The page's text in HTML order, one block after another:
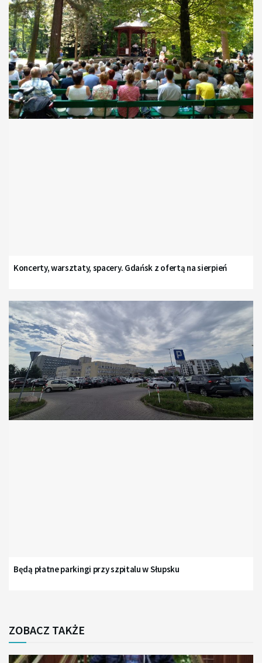
Koncerty, warsztaty, spacery. Gdańsk z ofertą na sierpień
Będą płatne parkingi przy szpitalu w Słupsku
ZOBACZ TAKŻE